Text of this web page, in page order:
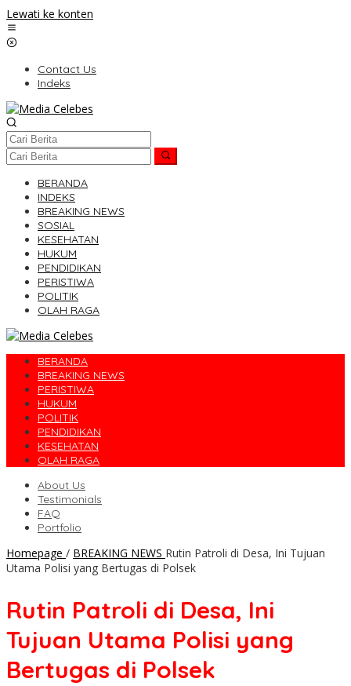
Lewati ke konten
Contact Us
Indeks
BERANDA
INDEKS
BREAKING NEWS
SOSIAL
KESEHATAN
HUKUM
PENDIDIKAN
PERISTIWA
POLITIK
OLAH RAGA
BERANDA
BREAKING NEWS
PERISTIWA
HUKUM
POLITIK
PENDIDIKAN
KESEHATAN
OLAH RAGA
About Us
Testimonials
FAQ
Portfolio
Homepage / BREAKING NEWS Rutin Patroli di Desa, Ini Tujuan
Utama Polisi yang Bertugas di Polsek
Rutin Patroli di Desa, Ini
Tujuan Utama Polisi yang
Bertugas di Polsek